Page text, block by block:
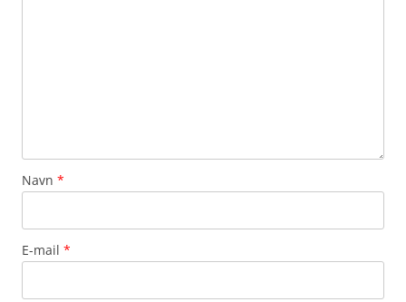
Navn *
E-mail *